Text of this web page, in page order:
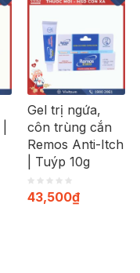
Gel trị ngứa,
côn trùng cắn
Remos Anti-Itch
| Tuýp 10g
43,500₫